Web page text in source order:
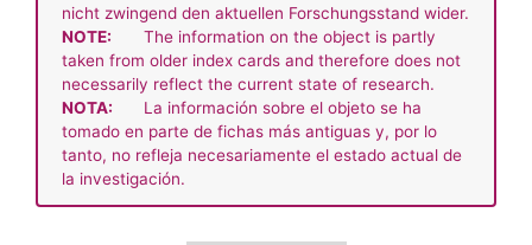
nicht zwingend den aktuellen Forschungsstand wider.
NOTE:
The information on the object is partly
taken from older index cards and therefore does not
necessarily reflect the current state of research.
NOTA:
La información sobre el objeto se ha
tomado en parte de fichas más antiguas y, por lo
tanto, no refleja necesariamente el estado actual de
la investigación.